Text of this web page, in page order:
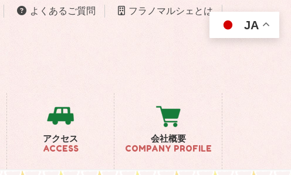
よくあるご質問 フラノマルシェとは
アクセス
ACCESS
会社概要
COMPANY PROFILE
JA